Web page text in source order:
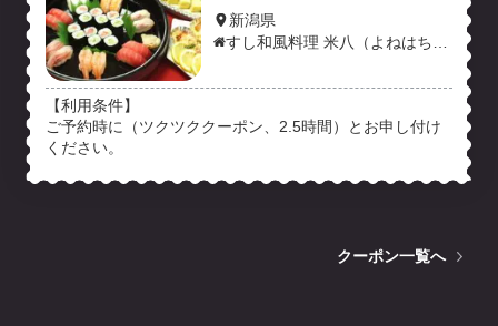
新潟県
すし和風料理 米八（よねはち）
【利用条件】
ご予約時に（ツクツククーポン、2.5時間）とお申し付け
ください。
クーポン一覧へ